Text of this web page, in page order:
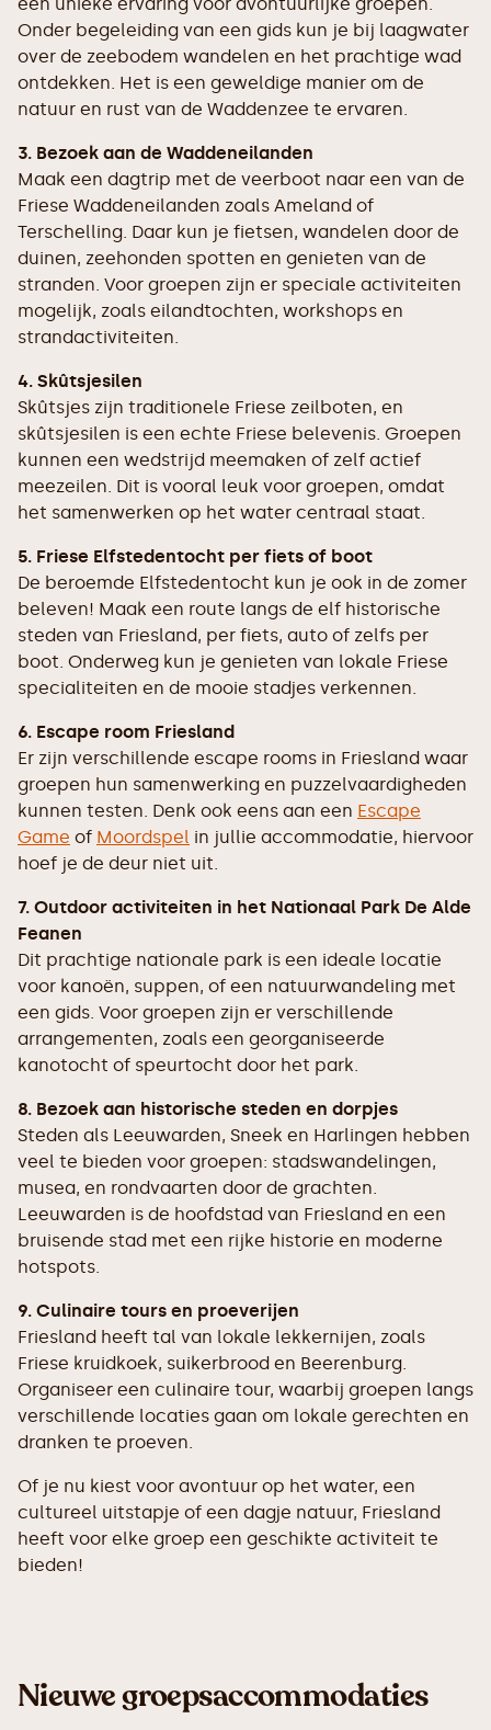
Onder begeleiding van een gids kun je bij laagwater
over de zeebodem wandelen en het prachtige wad
ontdekken. Het is een geweldige manier om de
natuur en rust van de Waddenzee te ervaren.
3. Bezoek aan de Waddeneilanden
Maak een dagtrip met de veerboot naar een van de
Friese Waddeneilanden zoals Ameland of
Terschelling. Daar kun je fietsen, wandelen door de
duinen, zeehonden spotten en genieten van de
stranden. Voor groepen zijn er speciale activiteiten
mogelijk, zoals eilandtochten, workshops en
strandactiviteiten.
4. Skûtsjesilen
Skûtsjes zijn traditionele Friese zeilboten, en
skûtsjesilen is een echte Friese belevenis. Groepen
kunnen een wedstrijd meemaken of zelf actief
meezeilen. Dit is vooral leuk voor groepen, omdat
het samenwerken op het water centraal staat.
5. Friese Elfstedentocht per fiets of boot
De beroemde Elfstedentocht kun je ook in de zomer
beleven! Maak een route langs de elf historische
steden van Friesland, per fiets, auto of zelfs per
boot. Onderweg kun je genieten van lokale Friese
specialiteiten en de mooie stadjes verkennen.
6. Escape room Friesland
Er zijn verschillende escape rooms in Friesland waar
groepen hun samenwerking en puzzelvaardigheden
kunnen testen. Denk ook eens aan een Escape
Game of Moordspel in jullie accommodatie, hiervoor
hoef je de deur niet uit.
7. Outdoor activiteiten in het Nationaal Park De Alde
Feanen
Dit prachtige nationale park is een ideale locatie
voor kanoën, suppen, of een natuurwandeling met
een gids. Voor groepen zijn er verschillende
arrangementen, zoals een georganiseerde
kanotocht of speurtocht door het park.
8. Bezoek aan historische steden en dorpjes
Steden als Leeuwarden, Sneek en Harlingen hebben
veel te bieden voor groepen: stadswandelingen,
musea, en rondvaarten door de grachten.
Leeuwarden is de hoofdstad van Friesland en een
bruisende stad met een rijke historie en moderne
hotspots.
9. Culinaire tours en proeverijen
Friesland heeft tal van lokale lekkernijen, zoals
Friese kruidkoek, suikerbrood en Beerenburg.
Organiseer een culinaire tour, waarbij groepen langs
verschillende locaties gaan om lokale gerechten en
dranken te proeven.
Of je nu kiest voor avontuur op het water, een
cultureel uitstapje of een dagje natuur, Friesland
heeft voor elke groep een geschikte activiteit te
bieden!
Nieuwe groepsaccommodaties